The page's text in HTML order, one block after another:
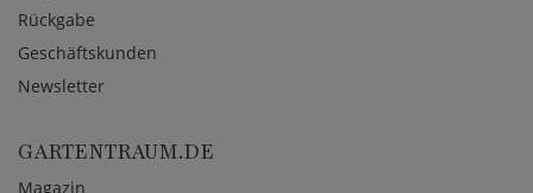
Rückgabe
Geschäftskunden
Newsletter
GARTENTRAUM.DE
Magazin